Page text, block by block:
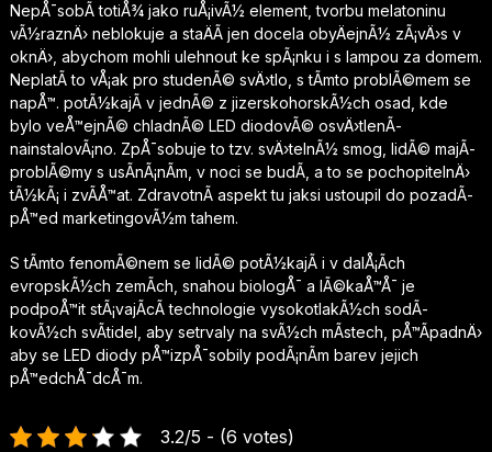
NepÅ¯sobÃ­ totiÅ¾ jako ruÅ¡ivÃ½ element, tvorbu melatoninu
vÃ½raznÄ› neblokuje a staÄÃ­ jen docela obyÄejnÃ½ zÃ¡vÄ›s v
oknÄ›, abychom mohli ulehnout ke spÃ¡nku i s lampou za domem.
NeplatÃ­ to vÅ¡ak pro studenÃ© svÄ›tlo, s tÃ­mto problÃ©mem se
napÅ™. potÃ½kajÃ­ v jednÃ© z jizerskohorskÃ½ch osad, kde
bylo veÅ™ejnÃ© chladnÃ© LED diodovÃ© osvÄ›tlenÃ­
nainstalovÃ¡no. ZpÅ¯sobuje to tzv. svÄ›telnÃ½ smog, lidÃ© majÃ­
problÃ©my s usÃ­nÃ¡nÃ­m, v noci se budÃ­, a to se pochopitelnÄ›
tÃ½kÃ¡ i zvÃ­Å™at. ZdravotnÃ­ aspekt tu jaksi ustoupil do pozadÃ­
pÅ™ed marketingovÃ½m tahem.
S tÃ­mto fenomÃ©nem se lidÃ© potÃ½kajÃ­ i v dalÅ¡Ã­ch
evropskÃ½ch zemÃ­ch, snahou biologÅ¯ a lÃ©kaÅ™Å¯ je
podpoÅ™it stÃ¡vajÃ­cÃ­ technologie vysokotlakÃ½ch sodÃ­
kovÃ½ch svÃ­tidel, aby setrvaly na svÃ½ch mÃ­stech, pÅ™Ã­padnÄ›
aby se LED diody pÅ™izpÅ¯sobily podÃ¡nÃ­m barev jejich
pÅ™edchÅ¯dcÅ¯m.
3.2/5 - (6 votes)